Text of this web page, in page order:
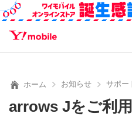
SEARCH
ホーム お知らせ サポー
arrows Jをご利